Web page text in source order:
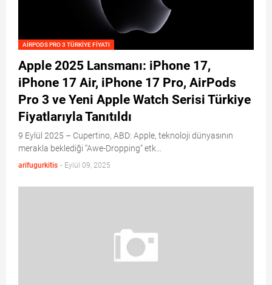
AIRPODS PRO 3 TÜRKIYE FIYATI
Apple 2025 Lansmanı: iPhone 17,
iPhone 17 Air, iPhone 17 Pro, AirPods
Pro 3 ve Yeni Apple Watch Serisi Türkiye
Fiyatlarıyla Tanıtıldı
9 Eylül 2025 – Cupertino, ABD: Apple, teknoloji dünyasının
merakla beklediği “Awe-Dropping” etk…
arifugurkitis - Eylül 09, 2025